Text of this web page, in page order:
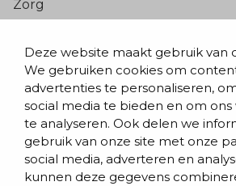
Deze website maakt gebruik van
We gebruiken cookies om
advertenties te personaliseren,
social media te bieden en om
te analyseren. Ook delen we
gebruik van onze site met onze
social media, adverteren en
kunnen deze gegevens
Zorg
Blogs & nieuws
Contact
Evenementen
Team